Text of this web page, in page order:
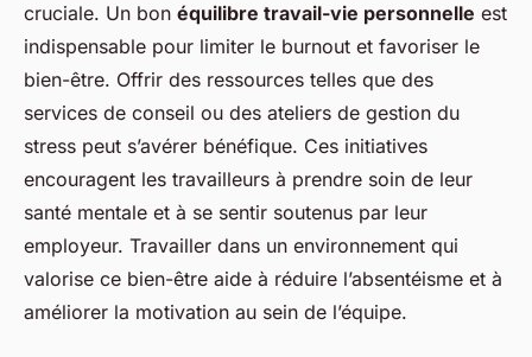
cruciale. Un bon équilibre travail-vie personnelle est
indispensable pour limiter le burnout et favoriser le
bien-être. Offrir des ressources telles que des
services de conseil ou des ateliers de gestion du
stress peut s’avérer bénéfique. Ces initiatives
encouragent les travailleurs à prendre soin de leur
santé mentale et à se sentir soutenus par leur
employeur. Travailler dans un environnement qui
valorise ce bien-être aide à réduire l’absentéisme et à
améliorer la motivation au sein de l’équipe.